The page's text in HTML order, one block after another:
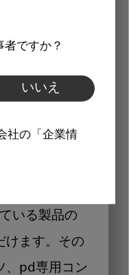
者ですか？
いいえ
社の「企業情
可能
いる製品の
けます。その
、pd専用コン